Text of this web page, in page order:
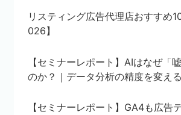
リスティング広告代理店おすすめ
026】
【セミナーレポート】AIはなぜ「
のか？｜データ分析の精度を変え
【セミナーレポート】GA4も広告